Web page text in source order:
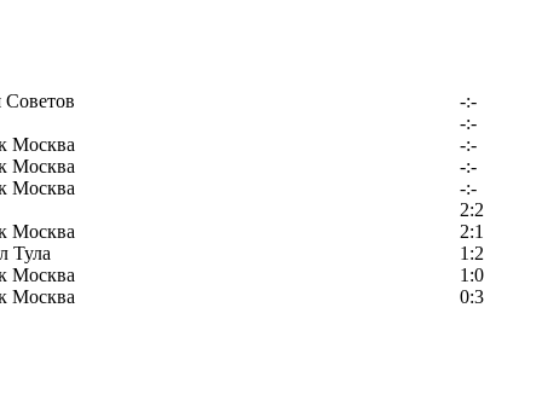
-:-
-:-
Москва
-:-
Москва
-:-
Москва
-:-
2:2
Москва
2:1
Тула
1:2
Москва
1:0
Москва
0:3